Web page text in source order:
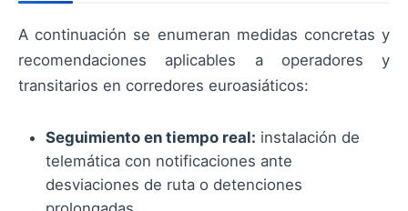
A continuación se enumeran medidas concretas y
recomendaciones aplicables a operadores y
transitarios en corredores euroasiáticos:
Seguimiento en tiempo real: instalación de
telemática con notificaciones ante
desviaciones de ruta o detenciones